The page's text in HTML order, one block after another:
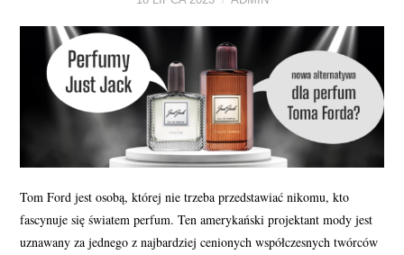
Tom Ford jest osobą, której nie trzeba przedstawiać nikomu, kto
fascynuje się światem perfum. Ten amerykański projektant mody jest
uznawany za jednego z najbardziej cenionych współczesnych twórców